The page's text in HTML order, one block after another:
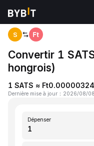
Accueil Satoshis
S
Convertir 1
hongrois)
1 SATS ≈ Ft0.00000324
Dernière mise à jour ： 2026/08/
Dépenser